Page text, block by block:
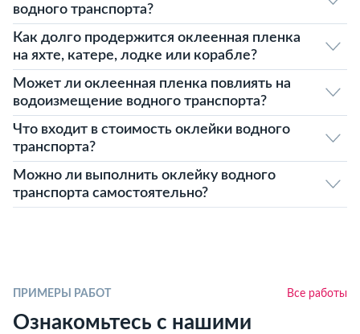
водного транспорта?
Как долго продержится оклеенная пленка
на яхте, катере, лодке или корабле?
Может ли оклеенная пленка повлиять на
водоизмещение водного транспорта?
Что входит в стоимость оклейки водного
транспорта?
Можно ли выполнить оклейку водного
транспорта самостоятельно?
ПРИМЕРЫ РАБОТ Все работы
Ознакомьтесь с нашими